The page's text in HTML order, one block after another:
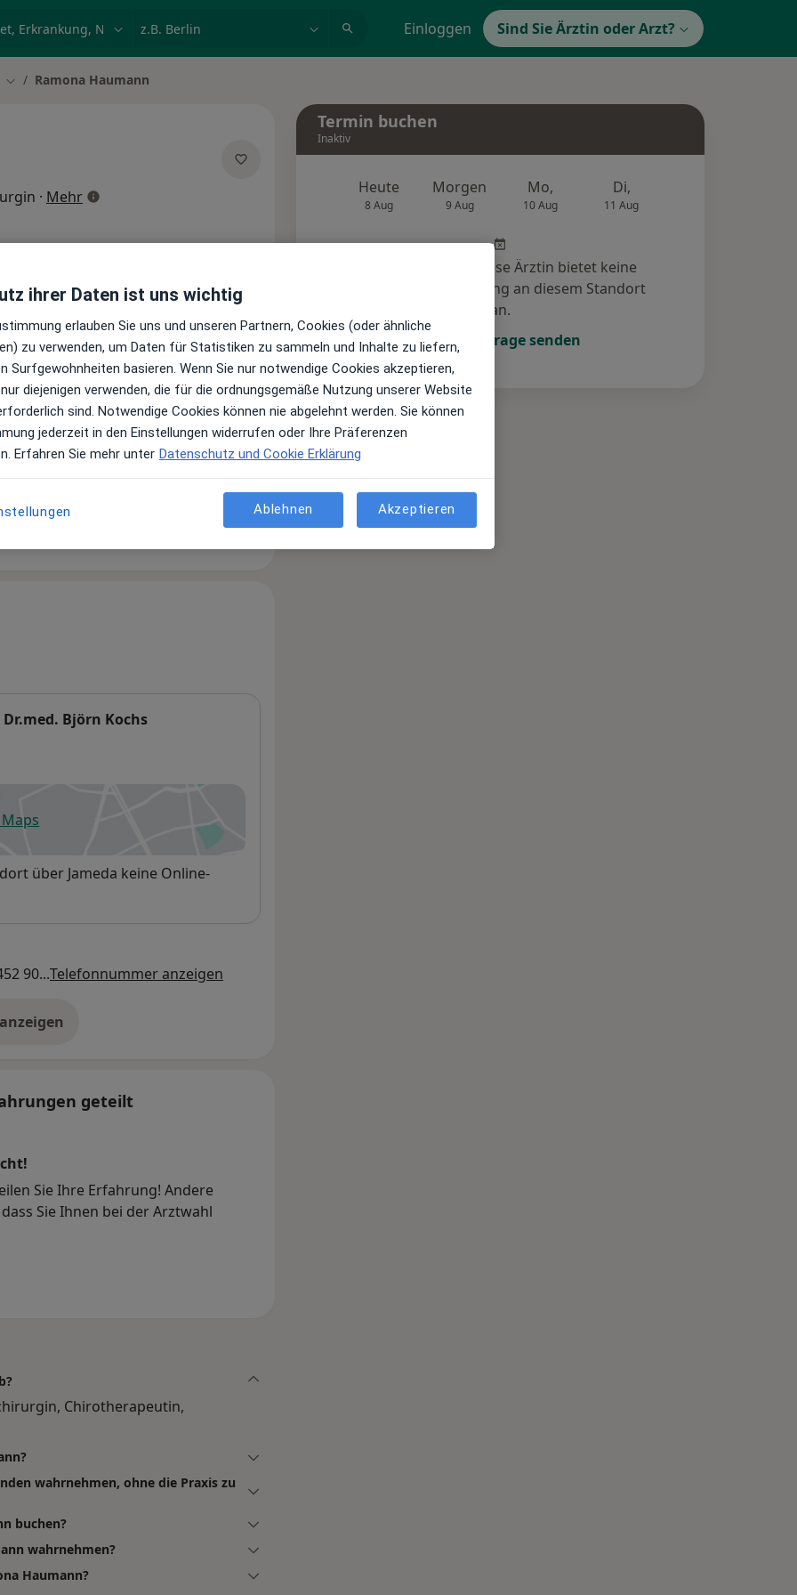
Einloggen Sind Sie Ärztin oder Arzt?
Stadt ändern
Ramona Haumann
· Mehrüber Spezialisierungen
Terminanfrage senden
Bewertungen
und Kosten
über Leistungen
Björn Kochs
in einer neuen Registerkarte
über Jameda keine Online-
90...Telefonnummer anzeigen
die Adresse
geteilt
Sie Ihre Erfahrung! Andere
Sie Ihnen bei der Arztwahl
Chirotherapeutin,
wahrnehmen, ohne die Praxis zu
buchen?
wahrnehmen?
Haumann?
Termin buchen
Inaktiv
Heute
8 Aug
Morgen
9 Aug
Mo,
10 Aug
Di,
11 Aug
Dieser Arzt bzw. diese Ärztin bietet keine
Online-Terminbuchung an diesem Standort
an.
Terminanfrage senden
ihrer Daten ist uns wichtig
erlauben Sie uns und unseren Partnern, Cookies (oder ähnliche
zu verwenden, um Daten für Statistiken zu sammeln und Inhalte zu liefern,
Surfgewohnheiten basieren. Wenn Sie nur notwendige Cookies akzeptieren,
diejenigen verwenden, die für die ordnungsgemäße Nutzung unserer Website
sind. Notwendige Cookies können nie abgelehnt werden. Sie können
jederzeit in den Einstellungen widerrufen oder Ihre Präferenzen
Erfahren Sie mehr unter Datenschutz und Cookie Erklärung
Ablehnen Akzeptieren